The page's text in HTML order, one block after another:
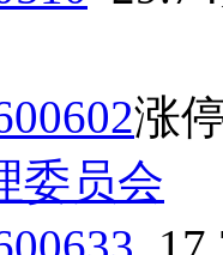
涨
委员会